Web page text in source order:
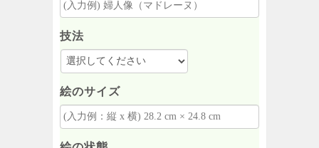
技法
絵のサイズ